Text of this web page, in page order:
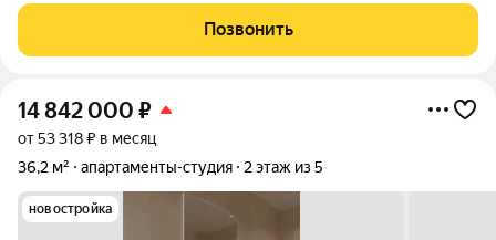
светлых тоннах. Большой балкон. Чистый подъезд, кодовый
замок. Квартира
Позвонить
14 842 000 ₽
от 53 318 ₽ в месяц
36,2 м²
апартаменты-студия 2 этаж из 5
новостройка